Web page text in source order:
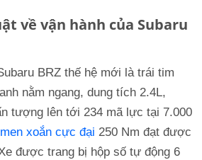
về vận hành của Subaru
BRZ thế hệ mới là trái tim
nằm ngang, dung tích 2.4L,
tượng lên tới 234 mã lực tại 7.000
xoắn cực đại 250 Nm đạt được
được trang bị hộp số tự động 6